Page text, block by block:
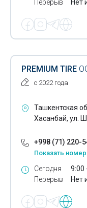
Метанол
Микрокальцит
Нетканые материалы
Нефть- разведка
Изделия ниточные
Перерыв
Нет
PREMIUM TIRE
с 2022 года
Ташкентская
Хасанбай, ул.
+998 (71) 220-
Показать номер
Сегодня
Перерыв
9:00
Нет